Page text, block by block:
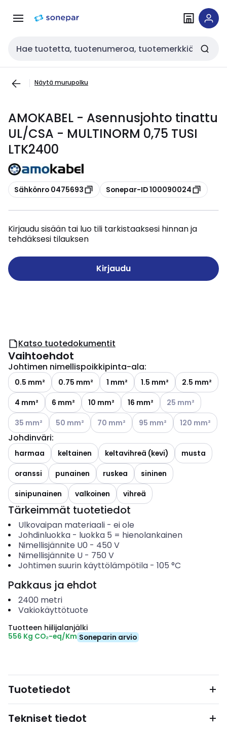
navigointiinsisältöön
Haku
Näytä murupolku
AMOKABEL - Asennusjohto tinattu
UL/CSA - MULTINORM 0,75 TUSI
LTK2400
Kopioi
Sähkönro 0475693 Kopioi
Sonepar-ID 100090024
Kirjaudu sisään tai luo tili tarkistaaksesi hinnan ja
tehdäksesi tilauksen
Kirjaudu
Katso tuotedokumentit
Vaihtoehdot
Johtimen nimellispoikkipinta-ala:
0.5 mm² 0.75 mm² 1 mm² 1.5 mm²
2.5 mm²
4 mm²
6 mm² 10 mm² 16 mm² Katso
25 mm²
Katso käytettävissä olevat vaihtoehdot
35 mm² Katso käytettävissä olevat vaihtoehdot
50 mm² Katso käytettävissä olevat
70 mm² Katso käytettävissä
95 mm² Katso
120 mm²
Johdinväri:
harmaa keltainen keltavihreä (kevi)
musta
oranssi
punainen ruskea
sininen
sinipunainen
valkoinen vihreä
Tärkeimmät tuotetiedot
Ulkovaipan materiaali- ei ole
Johdinluokka- luokka 5 = hienolankainen
Nimellisjännite U0 - 450 V
Nimellisjännite U- 750 V
Johtimen suurin käyttölämpötila- 105 °C
Pakkaus ja ehdot
2400 metri
Vakiokäyttötuote
Tuotteen hiilijalanjälki
556 Kg CO₂-eq/Km Soneparin arvio
Tuotetiedot
Tekniset tiedot